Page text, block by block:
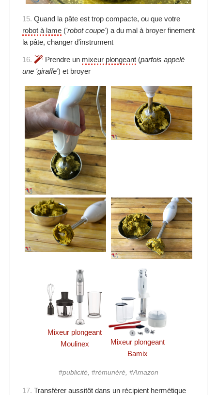
15. Quand la pâte est trop compacte, ou que votre
robot à lame ('robot coupe') a du mal à broyer finement
la pâte, changer d'instrument
16. Prendre un mixeur plongeant (parfois appelé
une 'giraffe') et broyer
Mixeur plongeant
Moulinex
Mixeur plongeant
Bamix
#publicité, #rémunéré, #Amazon
17. Transférer aussitôt dans un récipient hermétique